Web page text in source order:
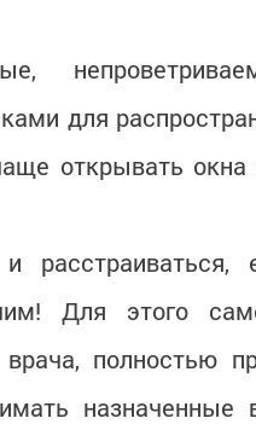
для
открывать
расстраиваться,
Для этого
полностью
назначенные